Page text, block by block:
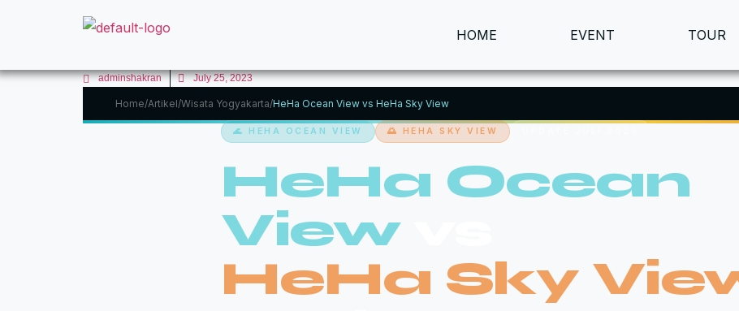
HOME EVENT TOUR
adminshakran July 25, 2023
Home/Artikel/Wisata Yogyakarta/HeHa Ocean View vs HeHa Sky View
🌊 HEHA OCEAN VIEW 🌅 HEHA SKY VIEW
HeHa Ocean
Viewvs
HeHa Sky